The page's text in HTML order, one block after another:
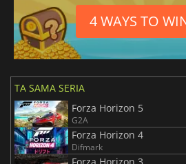
4 WAYS TO
TA SAMA SERIA
Forza Horizon 5
G2A
Forza Horizon 4
Difmark